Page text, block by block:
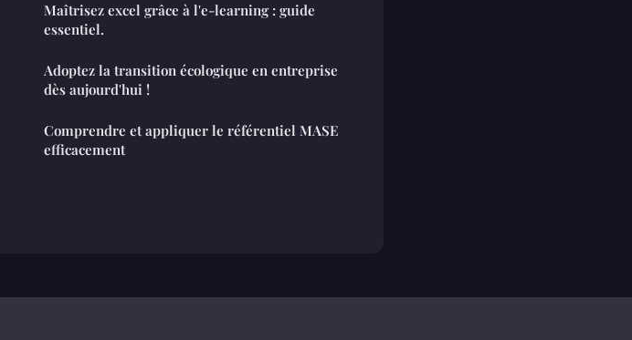
Maîtrisez excel grâce à l'e-learning : guide
essentiel.
Adoptez la transition écologique en entreprise
dès aujourd'hui !
Comprendre et appliquer le référentiel MASE
efficacement